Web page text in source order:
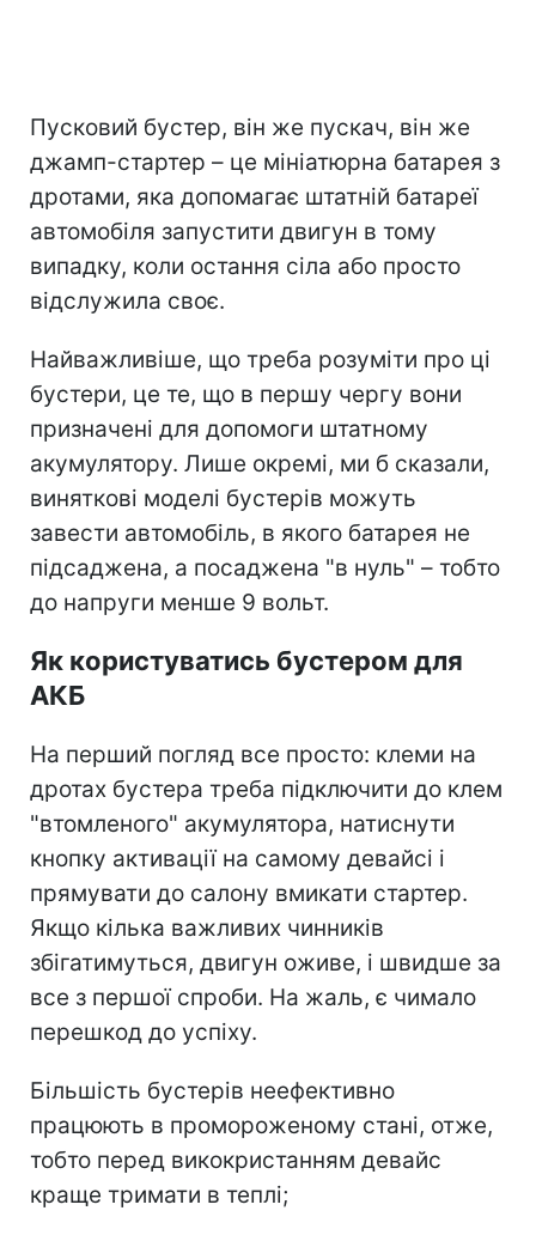
Пусковий бустер, він же пускач, він же
джамп-стартер – це мініатюрна батарея з
дротами, яка допомагає штатній батареї
автомобіля запустити двигун в тому
випадку, коли остання сіла або просто
відслужила своє.
Найважливіше, що треба розуміти про ці
бустери, це те, що в першу чергу вони
призначені для допомоги штатному
акумулятору. Лише окремі, ми б сказали,
виняткові моделі бустерів можуть
завести автомобіль, в якого батарея не
підсаджена, а посаджена "в нуль" – тобто
до напруги менше 9 вольт.
Як користуватись бустером для
АКБ
На перший погляд все просто: клеми на
дротах бустера треба підключити до клем
"втомленого" акумулятора, натиснути
кнопку активації на самому девайсі і
прямувати до салону вмикати стартер.
Якщо кілька важливих чинників
збігатимуться, двигун оживе, і швидше за
все з першої спроби. На жаль, є чимало
перешкод до успіху.
Більшість бустерів неефективно
працюють в промороженому стані, отже,
тобто перед викокристанням девайс
краще тримати в теплі;